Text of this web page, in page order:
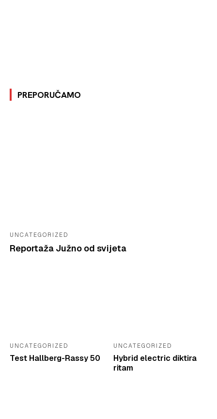
PREPORUČAMO
UNCATEGORIZED
Reportaža Južno od svijeta
UNCATEGORIZED
Test Hallberg-Rassy 50
UNCATEGORIZED
Hybrid electric diktira
ritam